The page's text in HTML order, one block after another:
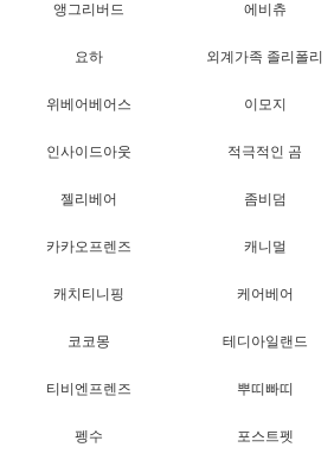
앵그리버드 에비츄
요하 외계가족 졸리폴리
위베어베어스 이모지
인사이드아웃 적극적인 곰
젤리베어 좀비덤
카카오프렌즈 캐니멀
캐치티니핑 케어베어
코코몽 테디아일랜드
티비엔프렌즈 뿌띠빠띠
펭수 포스트펫